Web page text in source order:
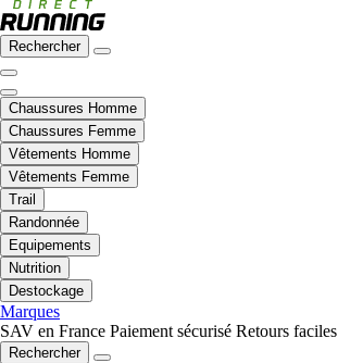
Rechercher
Chaussures Homme
Chaussures Femme
Vêtements Homme
Vêtements Femme
Trail
Randonnée
Equipements
Nutrition
Destockage
Marques
SAV en France Paiement sécurisé Retours faciles
Rechercher